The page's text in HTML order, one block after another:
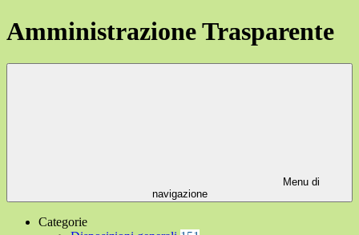
Amministrazione Trasparente
Menu di
navigazione
Categorie